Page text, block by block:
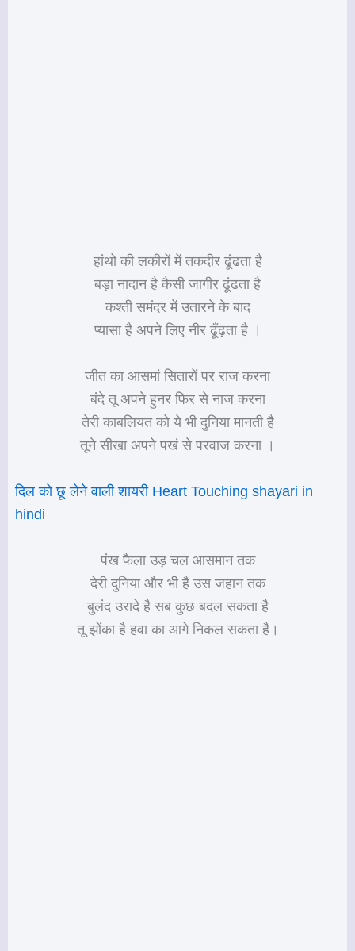
हांथो की लकीरों में तकदीर ढूंढता है
बड़ा नादान है कैसी जागीर ढूंढता है
कश्ती समंदर में उतारने के बाद
प्यासा है अपने लिए नीर ढूँढ़ता है ।
जीत का आसमां सितारों पर राज करना
बंदे तू अपने हुनर फिर से नाज करना
तेरी काबलियत को ये भी दुनिया मानती है
तूने सीखा अपने पखं से परवाज करना ।
दिल को छू लेने वाली शायरी Heart Touching shayari in
hindi
पंख फैला उड़ चल आसमान तक
देरी दुनिया और भी है उस जहान तक
बुलंद उरादे है सब कुछ बदल सकता है
तू झोंका है हवा का आगे निकल सकता है।